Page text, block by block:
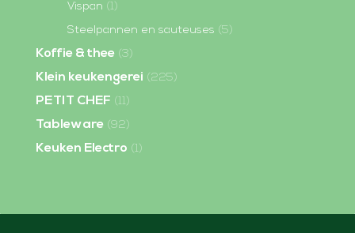
Vispan (1)
Steelpannen en sauteuses (5)
Koffie & thee (3)
Klein keukengerei (225)
PETIT CHEF (11)
Tableware (92)
Keuken Electro (1)